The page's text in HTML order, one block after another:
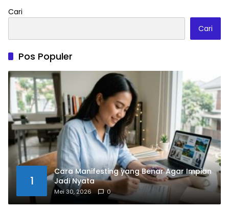
Cari
Cari
Pos Populer
1
Cara Manifesting yang Benar Agar Impian
Jadi Nyata
Mei 30, 2026 0